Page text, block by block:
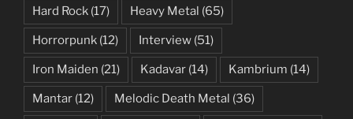
Hard Rock (17) Heavy Metal (65)
Horrorpunk (12) Interview (51)
Iron Maiden (21) Kadavar (14) Kambrium (14)
Mantar (12) Melodic Death Metal (36)